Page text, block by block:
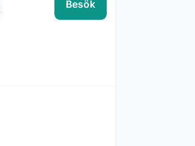
Besök